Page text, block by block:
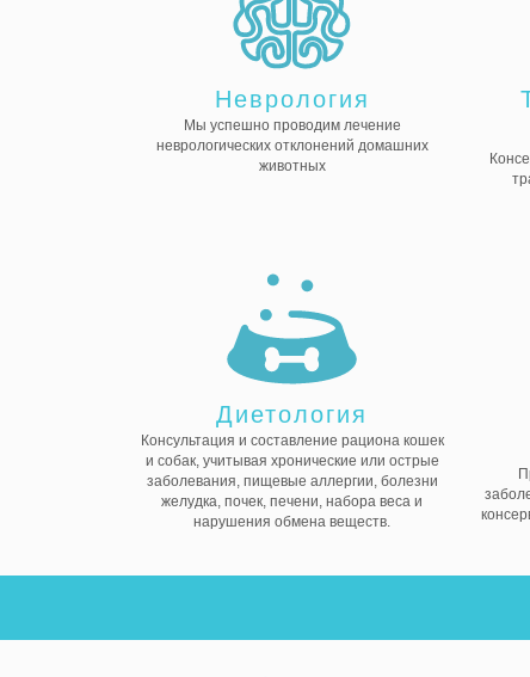
Неврология
Мы успешно проводим лечение
неврологических отклонений домашних
животных
Диетология
Консультация и составление рациона кошек
и собак, учитывая хронические или острые
заболевания, пищевые аллергии, болезни
желудка, почек, печени, набора веса и
нарушения обмена веществ.